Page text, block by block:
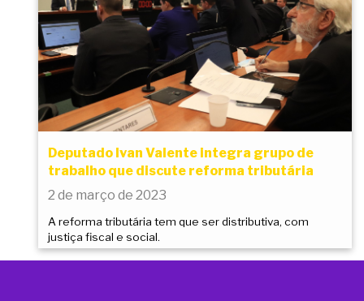
Deputado Ivan Valente integra grupo de
trabalho que discute reforma tributária
2 de março de 2023
A reforma tributária tem que ser distributiva, com
justiça fiscal e social.